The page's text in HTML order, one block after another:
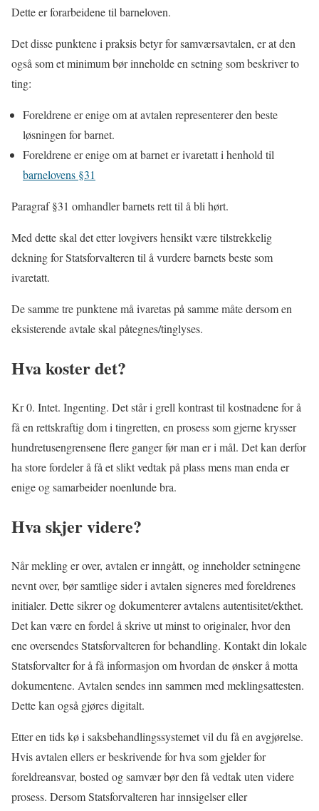
Dette er forarbeidene til barneloven.
Det disse punktene i praksis betyr for samværsavtalen, er at den
også som et minimum bør inneholde en setning som beskriver to
ting:
Foreldrene er enige om at avtalen representerer den beste
løsningen for barnet.
Foreldrene er enige om at barnet er ivaretatt i henhold til
barnelovens §31
Paragraf §31 omhandler barnets rett til å bli hørt.
Med dette skal det etter lovgivers hensikt være tilstrekkelig
dekning for Statsforvalteren til å vurdere barnets beste som
ivaretatt.
De samme tre punktene må ivaretas på samme måte dersom en
eksisterende avtale skal påtegnes/tinglyses.
Hva koster det?
Kr 0. Intet. Ingenting. Det står i grell kontrast til kostnadene for å
få en rettskraftig dom i tingretten, en prosess som gjerne krysser
hundretusengrensene flere ganger før man er i mål. Det kan derfor
ha store fordeler å få et slikt vedtak på plass mens man enda er
enige og samarbeider noenlunde bra.
Hva skjer videre?
Når mekling er over, avtalen er inngått, og inneholder setningene
nevnt over, bør samtlige sider i avtalen signeres med foreldrenes
initialer. Dette sikrer og dokumenterer avtalens autentisitet/ekthet.
Det kan være en fordel å skrive ut minst to originaler, hvor den
ene oversendes Statsforvalteren for behandling. Kontakt din lokale
Statsforvalter for å få informasjon om hvordan de ønsker å motta
dokumentene. Avtalen sendes inn sammen med meklingsattesten.
Dette kan også gjøres digitalt.
Etter en tids kø i saksbehandlingssystemet vil du få en avgjørelse.
Hvis avtalen ellers er beskrivende for hva som gjelder for
foreldreansvar, bosted og samvær bør den få vedtak uten videre
prosess. Dersom Statsforvalteren har innsigelser eller